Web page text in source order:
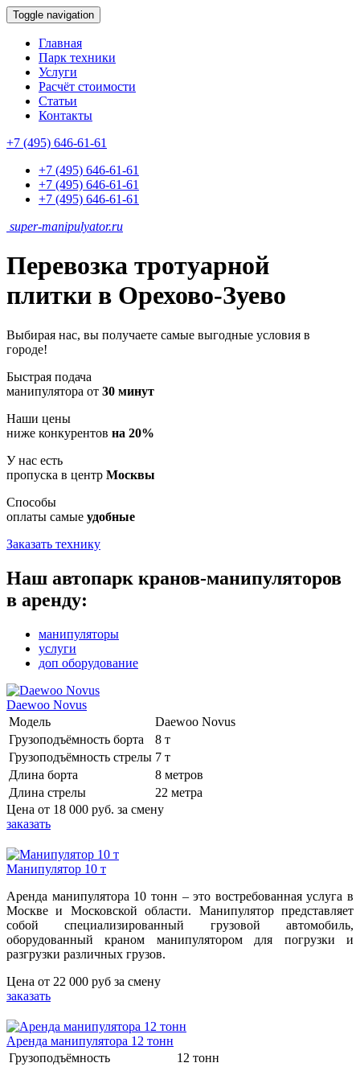
Toggle navigation
Главная
Парк техники
Услуги
Расчёт стоимости
Статьи
Контакты
+7 (495) 646-61-61
+7 (495) 646-61-61
+7 (495) 646-61-61
+7 (495) 646-61-61
super-manipulyator.ru
Перевозка тротуарной
плитки в Орехово-Зуево
Выбирая нас, вы получаете самые выгодные условия в
городе!
Быстрая подача
манипулятора от 30 минут
Наши цены
ниже конкурентов на 20%
У нас есть
пропуска в центр Москвы
Способы
оплаты самые удобные
Заказать технику
Наш автопарк кранов-манипуляторов
в аренду:
манипуляторы
услуги
доп оборудование
Daewoo Novus
Модель
Daewoo Novus
Грузоподъёмность борта
8 т
Грузоподъёмность стрелы 7 т
Длина борта
8 метров
Длина стрелы
22 метра
Цена от 18 000 руб. за смену
заказать
Манипулятор 10 т
Аренда манипулятора 10 тонн – это востребованная услуга в
Москве и Московской области. Манипулятор представляет
собой специализированный грузовой автомобиль,
оборудованный краном манипулятором для погрузки и
разгрузки различных грузов.
Цена от 22 000 руб за смену
заказать
Аренда манипулятора 12 тонн
Грузоподъёмность
12 тонн